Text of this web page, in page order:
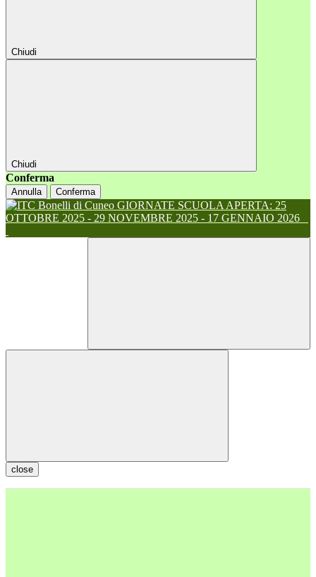
Chiudi
Chiudi
Conferma
Annulla Conferma
GIORNATE SCUOLA APERTA: 25
OTTOBRE 2025 - 29 NOVEMBRE 2025 - 17 GENNAIO 2026
close